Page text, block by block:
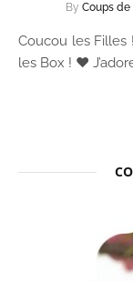
By Coups de
Coucou les Filles
les Box ! ♥